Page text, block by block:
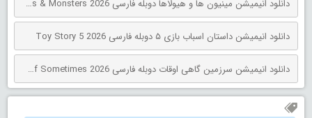
دانلود انیمیشن مینیون‌ ها و هیولاها دوبله فارسی Minions & Monsters 2026
دانلود انیمیشن داستان اسباب بازی ۵ دوبله فارسی Toy Story 5 2026
دانلود انیمیشن سرزمین گاهی اوقات دوبله فارسی The Land of Sometimes 2026